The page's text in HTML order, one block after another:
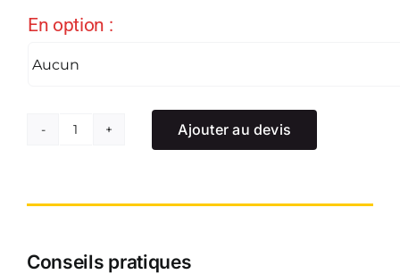
En option :
Ajouter au devis
Conseils pratiques